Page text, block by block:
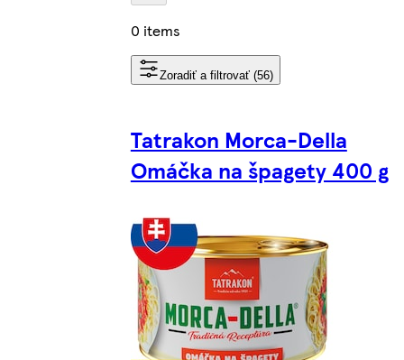
0 items
Zoradiť a filtrovať (56)
Tatrakon Morca-Della
Omáčka na špagety 400 g